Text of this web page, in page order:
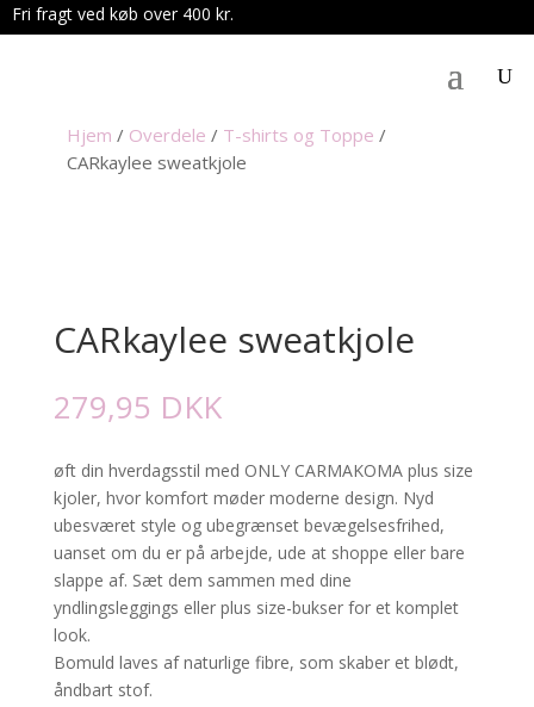
Fri fragt ved køb over 400 kr.
Hjem / Overdele / T-shirts og Toppe /
CARkaylee sweatkjole
CARkaylee sweatkjole
279,95 DKK
øft din hverdagsstil med ONLY CARMAKOMA plus size
kjoler, hvor komfort møder moderne design. Nyd
ubesværet style og ubegrænset bevægelsesfrihed,
uanset om du er på arbejde, ude at shoppe eller bare
slappe af. Sæt dem sammen med dine
yndlingsleggings eller plus size-bukser for et komplet
look.
Bomuld laves af naturlige fibre, som skaber et blødt,
åndbart stof.